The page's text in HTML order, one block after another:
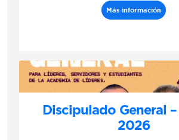
Más información
Discipulado General
2026